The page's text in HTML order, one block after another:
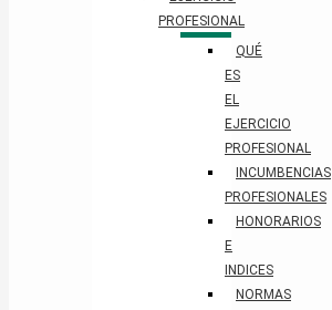
PROFESIONAL
QUÉ
ES
EL
EJERCICIO
PROFESIONAL
INCUMBENCIAS
PROFESIONALES
HONORARIOS
E
INDICES
NORMAS